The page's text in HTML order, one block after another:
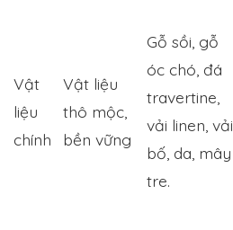
Vật
liệu
chính
Vật liệu
thô mộc,
bền vững
Gỗ sồi, gỗ
óc chó, đá
travertine,
vải linen, vải
bố, da, mây
tre.